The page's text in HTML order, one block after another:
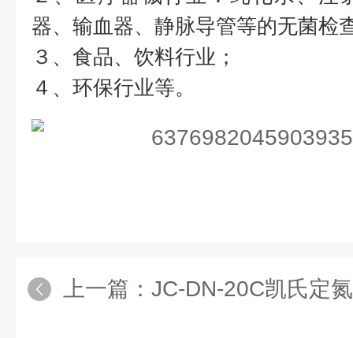
器、输血器、静脉导管等的无菌检
３、食品、饮料行业；
４、环保行业等。
上一篇： JC-DN-20C凯氏定